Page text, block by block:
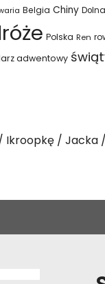
Belgia Chiny
Polska Ren
adwentowy
Ikroopkę Jacka